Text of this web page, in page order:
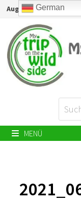
Zurück
Inhalt
August 7, 2026
Suchen
nach:
MENÜ
German